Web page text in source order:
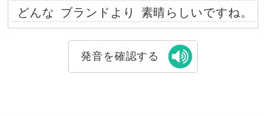
どんな ブランドより 素晴らしいですね。
発音を確認する